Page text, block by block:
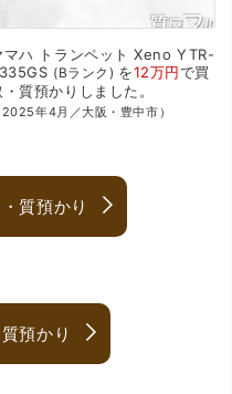
マハ トランペット Xeno YTR-
Bランク を12万円で買
・質預かり しました。
2025年4月／大阪・豊中市）
質預かり
預かり